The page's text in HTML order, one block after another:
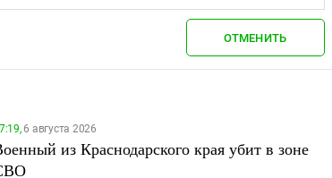
ОТМЕНИТЬ
6 августа 2026
из Краснодарского края убит в зоне